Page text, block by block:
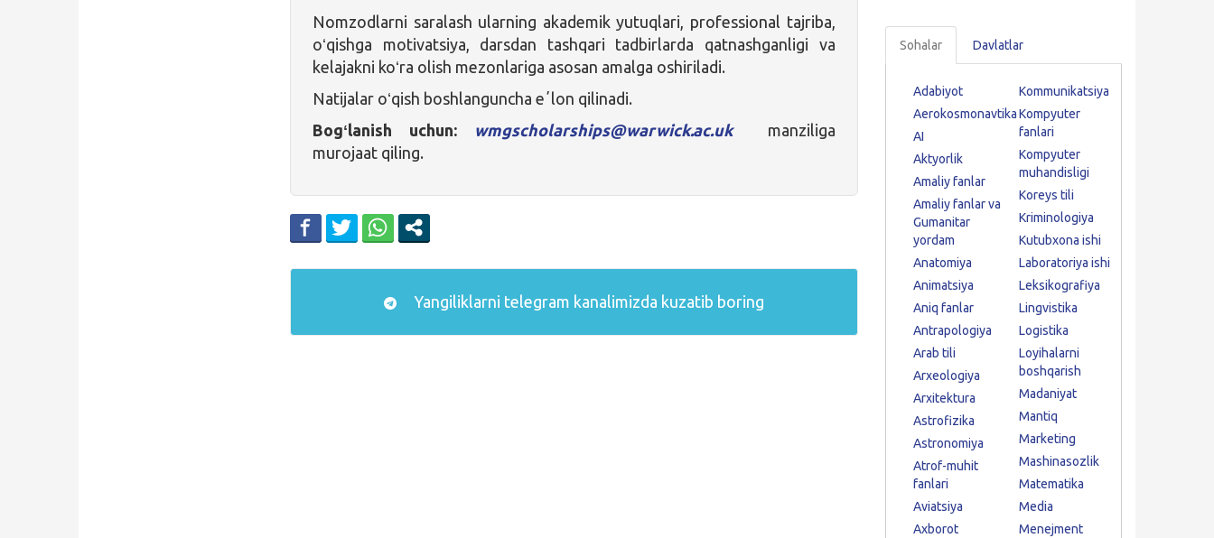
Nomzodlarni saralash ularning akademik yutuqlari, professional tajriba,
oʻqishga motivatsiya, darsdan tashqari tadbirlarda qatnashganligi va
kelajakni koʻra olish mezonlariga asosan amalga oshiriladi.
Natijalar oʻqish boshlanguncha eʼlon qilinadi.
Bogʻlanish uchun: wmgscholarships@warwick.ac.uk
manziliga
murojaat qiling.
Yangiliklarni telegram kanalimizda kuzatib boring
Sohalar Davlatlar
Adabiyot
Aerokosmonavtika
AI
Aktyorlik
Amaliy fanlar
Amaliy fanlar va
Gumanitar
yordam
Anatomiya
Animatsiya
Aniq fanlar
Antrapologiya
Arab tili
Arxeologiya
Arxitektura
Astrofizika
Astronomiya
Atrof-muhit
fanlari
Aviatsiya
Axborot
Kommunikatsiya
Kompyuter
fanlari
Kompyuter
muhandisligi
Koreys tili
Kriminologiya
Kutubxona ishi
Laboratoriya ishi
Leksikografiya
Lingvistika
Logistika
Loyihalarni
boshqarish
Madaniyat
Mantiq
Marketing
Mashinasozlik
Matematika
Media
Menejment